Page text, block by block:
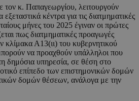
κ. Παπαγεωργίου, λειτουργούν
κέντρα για τις διατμηματικές
μήνες του 2025 έγιναν οι πρώτες
πως διατμηματικές προαγωγές
κλίμακα Α13(ιι) του κυβερνητικού
να προαχθούν υπάλληλοι που
δημόσια υπηρεσία, σε θέση στο
επίπεδο των επιστημονικών δομών
δομών θέσεων, ανάλογα με την